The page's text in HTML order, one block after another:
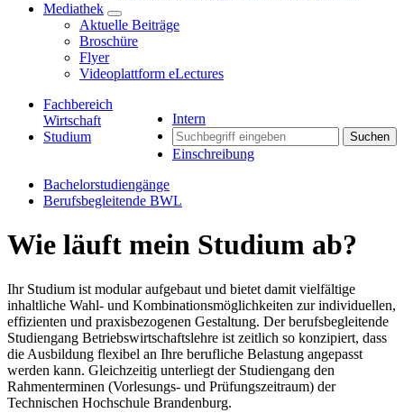
Mediathek
Aktuelle Beiträge
Broschüre
Flyer
Videoplattform eLectures
Intern
Suchen
Einschreibung
Fachbereich
Wirtschaft
Studium
Bachelorstudiengänge
Berufsbegleitende BWL
Wie läuft mein Studium ab?
Ihr Studium ist modular aufgebaut und bietet damit vielfältige
inhaltliche Wahl- und Kombinationsmöglichkeiten zur individuellen,
effizienten und praxisbezogenen Gestaltung. Der berufsbegleitende
Studiengang Betriebswirtschaftslehre ist zeitlich so konzipiert, dass
die Ausbildung flexibel an Ihre berufliche Belastung angepasst
werden kann. Gleichzeitig unterliegt der Studiengang den
Rahmenterminen (Vorlesungs- und Prüfungszeitraum) der
Technischen Hochschule Brandenburg.